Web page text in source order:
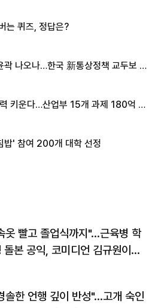
는 퀴즈, 정답은?
곽 나오나…한국 新통상정책 교두보 활
키운다…산업부 15개 과제 180억 지
밥' 참여 200개 대학 선정
옷 빨고 졸업식까지"…근육병 학
돌본 공익, 코미디언 김규원이었
솔한 언행 깊이 반성"…고개 숙인